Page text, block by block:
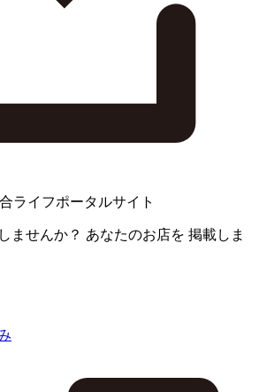
ライフポータルサイト
ませんか？ あなたのお店を 掲載しま